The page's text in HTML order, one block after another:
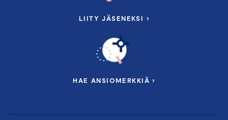
LIITY JÄSENEKSI ›
HAE ANSIOMERKKIÄ ›